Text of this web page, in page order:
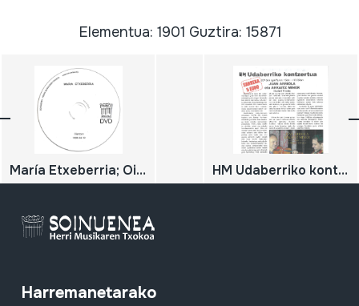
Elementua: 1901 Guztira: 15871
María Etxeberria; Oiartzun. 1999-04-10 HM Udaberriko kontzertua; 2013-04-13; Oiartzun; Herri Musikaren Txokoa; JUAN ARRIOLA eta ARKAITZ MINER; Hariari tiraka
Harremanetarako